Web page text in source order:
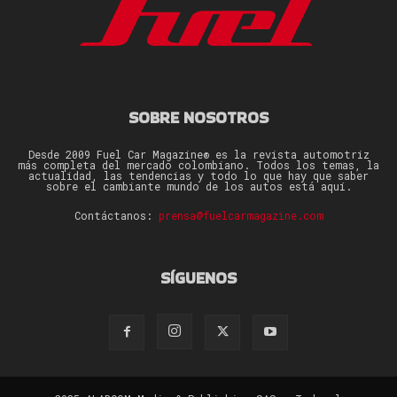
SOBRE NOSOTROS
Desde 2009 Fuel Car Magazine® es la revista automotriz
más completa del mercado colombiano. Todos los temas, la
actualidad, las tendencias y todo lo que hay que saber
sobre el cambiante mundo de los autos está aquí.
Contáctanos: prensa@fuelcarmagazine.com
SÍGUENOS